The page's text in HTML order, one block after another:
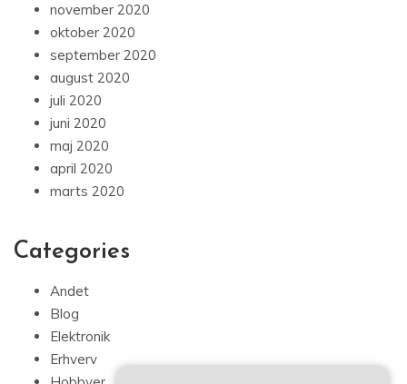
november 2020
oktober 2020
september 2020
august 2020
juli 2020
juni 2020
maj 2020
april 2020
marts 2020
Categories
Andet
Blog
Elektronik
Erhverv